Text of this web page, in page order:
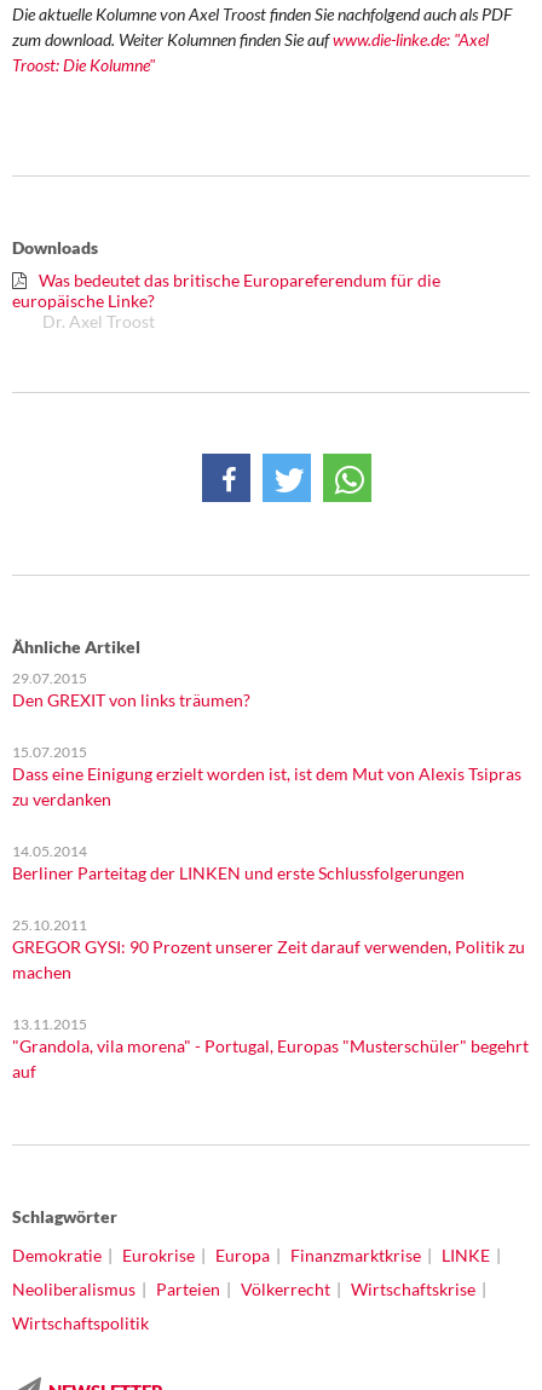
Die aktuelle Kolumne von Axel Troost finden Sie nachfolgend auch als PDF
zum download. Weiter Kolumnen finden Sie aufwww.die-linke.de: "Axel
Troost: Die Kolumne"
Downloads
Was bedeutet das britische Europareferendum für die
europäische Linke?
Dr. Axel Troost
Ähnliche Artikel
29.07.2015
Den GREXIT von links träumen?
15.07.2015
Dass eine Einigung erzielt worden ist, ist dem Mut von Alexis Tsipras
zu verdanken
14.05.2014
Berliner Parteitag der LINKEN und erste Schlussfolgerungen
25.10.2011
GREGOR GYSI: 90 Prozent unserer Zeit darauf verwenden, Politik zu
machen
13.11.2015
"Grandola, vila morena" - Portugal, Europas "Musterschüler" begehrt
auf
Schlagwörter
Demokratie
Eurokrise Europa Finanzmarktkrise
LINKE
Neoliberalismus
Parteien Völkerrecht
Wirtschaftskrise
Wirtschaftspolitik